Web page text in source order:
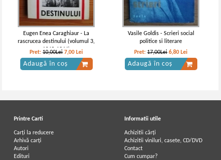
Eugen Enea Caraghiaur - La
rascrucea destinului (volumul 3,
1943-1944)
Pret:10,00Lei 7,00 Lei
Adaugă în coș
Vasile Goldis - Scrieri social
politice si literare
Pret:17,00Lei 6,80 Lei
Adaugă în coș
Printre Carti
Carți la reducere
Arhivă carți
Autori
Edituri
Informatii utile
Achizitii cărți
Achizitii viniluri, casete, CD/DVD
Contact
Cum cumpar?